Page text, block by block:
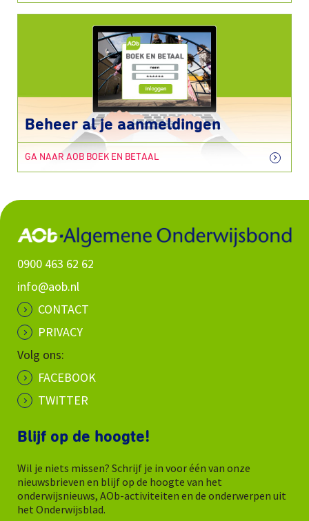
Beheer al je aanmeldingen
GA NAAR AOB BOEK EN BETAAL
0900 463 62 62
info@aob.nl
CONTACT
PRIVACY
Volg ons:
FACEBOOK
TWITTER
Blijf op de hoogte!
Wil je niets missen? Schrijf je in voor één van onze
nieuwsbrieven en blijf op de hoogte van het
onderwijsnieuws, AOb-activiteiten en de onderwerpen uit
het Onderwijsblad.